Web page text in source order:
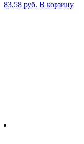
83,58 руб. В корзину